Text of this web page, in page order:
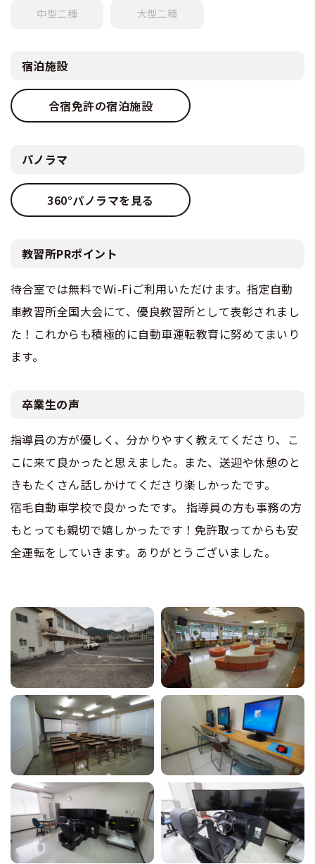
中型二種 大型二種
宿泊施設
合宿免許の宿泊施設
パノラマ
360°パノラマを見る
教習所PRポイント
待合室では無料でWi-Fiご利用いただけます。指定自動
車教習所全国大会にて、優良教習所として表彰されまし
た！これからも積極的に自動車運転教育に努めてまいり
ます。
卒業生の声
指導員の方が優しく、分かりやすく教えてくださり、こ
こに来て良かったと思えました。また、送迎や休憩のと
きもたくさん話しかけてくださり楽しかったです。
宿毛自動車学校で良かったです。 指導員の方も事務の方
もとっても親切で嬉しかったです！免許取ってからも安
全運転をしていきます。ありがとうございました。